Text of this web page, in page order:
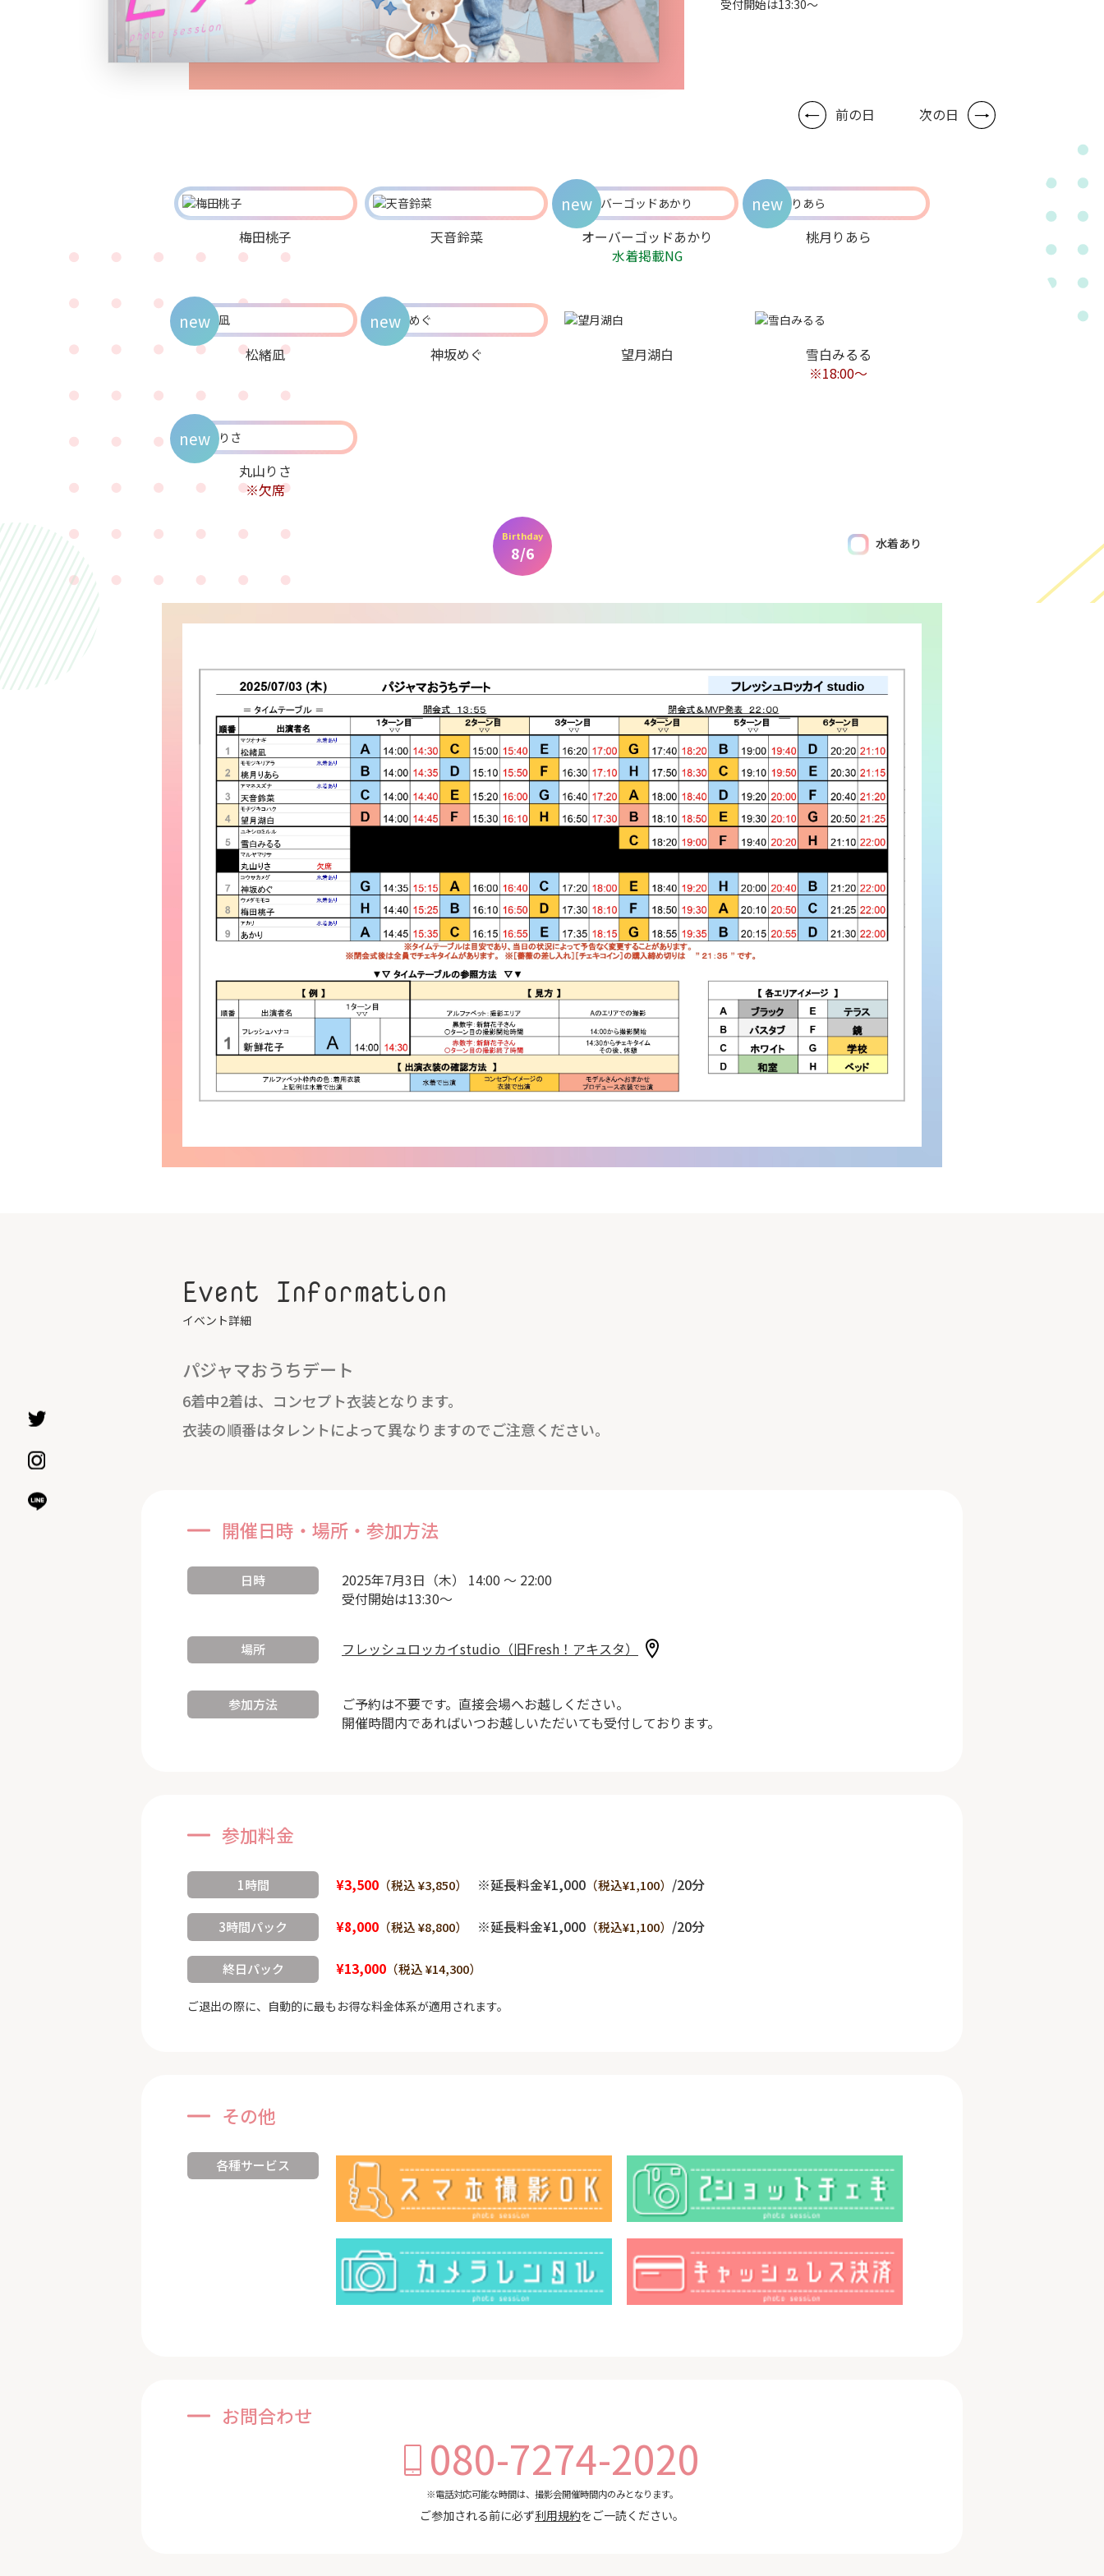
受付開始は13:30～
前の日 次の日
梅田桃子 天音鈴菜
オーバーゴッドあかり
水着掲載NG
new
桃月りあら
new
松緒凪
new
神坂めぐ
new
Birthday
8/6
望月湖白
雪白みるる
※18:00〜
丸山りさ
※欠席
new
水着あり
Event Information
イベント詳細
パジャマおうちデート
6着中2着は、コンセプト衣装となります。
衣装の順番はタレントによって異なりますのでご注意ください。
開催日時・場所・参加方法
日時
2025年7月3日（木） 14:00 ～ 22:00
受付開始は13:30～
場所 フレッシュロッカイstudio（旧Fresh！アキスタ）
参加方法
ご予約は不要です。直接会場へお越しください。
開催時間内であればいつお越しいただいても受付しております。
参加料金
1時間 ¥3,500 （税込 ¥3,850） ※延長料金¥1,000 （税込¥1,100） /20分
3時間パック ¥8,000 （税込 ¥8,800） ※延長料金¥1,000 （税込¥1,100） /20分
終日パック ¥13,000 （税込 ¥14,300）
ご退出の際に、自動的に最もお得な料金体系が適用されます。
その他
各種サービス
お問合わせ
080-7274-2020
※電話対応可能な時間は、撮影会開催時間内のみとなります。
ご参加される前に必ず利用規約をご一読ください。